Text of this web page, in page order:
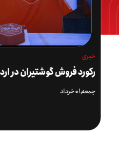
خبری
جمعه,۰۱ خرداد